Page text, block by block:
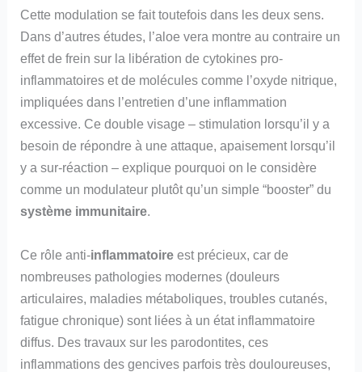
Cette modulation se fait toutefois dans les deux sens.
Dans d’autres études, l’aloe vera montre au contraire un
effet de frein sur la libération de cytokines pro-
inflammatoires et de molécules comme l’oxyde nitrique,
impliquées dans l’entretien d’une inflammation
excessive. Ce double visage – stimulation lorsqu’il y a
besoin de répondre à une attaque, apaisement lorsqu’il
y a sur-réaction – explique pourquoi on le considère
comme un modulateur plutôt qu’un simple “booster” du
système immunitaire.
Ce rôle anti-inflammatoire est précieux, car de
nombreuses pathologies modernes (douleurs
articulaires, maladies métaboliques, troubles cutanés,
fatigue chronique) sont liées à un état inflammatoire
diffus. Des travaux sur les parodontites, ces
inflammations des gencives parfois très douloureuses,